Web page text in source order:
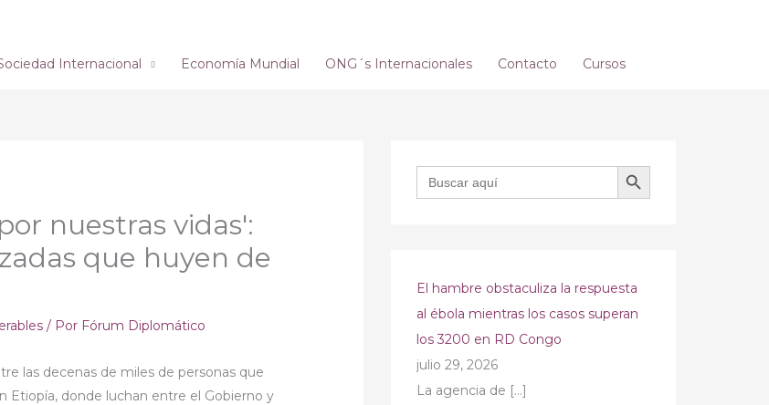
Internacional Economía Mundial ONG´s Internacionales Contacto Cursos
nuestras vidas':
que huyen de
/ Por Fórum Diplomático
las decenas de miles de personas que
Etiopía, donde luchan entre el Gobierno y
Buscar: BOTÓN DE BÚSQUEDA
El hambre obstaculiza la respuesta
al ébola mientras los casos superan
los 3200 en RD Congo
julio 29, 2026
La agencia de […]